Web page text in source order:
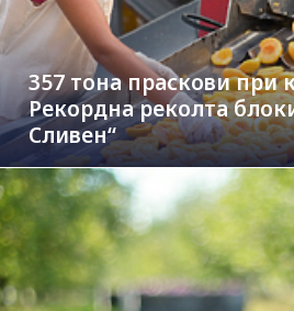
357 тона праскови при
Рекордна реколта
Сливен“